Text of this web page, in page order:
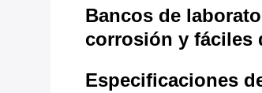
Bancos de
corrosión y fáciles
Especificaciones